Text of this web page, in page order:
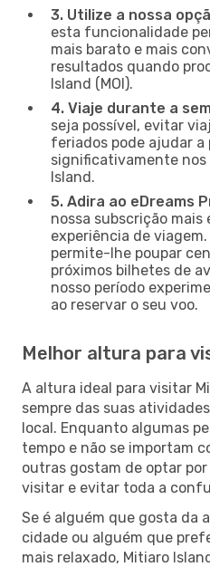
3. Utilize a nossa
esta funcionalidade
mais barato e mais
resultados quando
Island (MOI).
4. Viaje durante a
seja possível, evitar
feriados pode ajudar a
significativamente nos
Island.
5. Adira ao eDreams
nossa subscrição mais
experiência de viagem.
permite-lhe poupar
próximos bilhetes de
nosso período
ao reservar o seu voo.
Melhor altura para
A altura ideal para visitar
sempre das suas
local. Enquanto algumas
tempo e não se importam
outras gostam de optar
visitar e evitar toda a
Se é alguém que gosta da
cidade ou alguém que
mais relaxado, Mitiaro